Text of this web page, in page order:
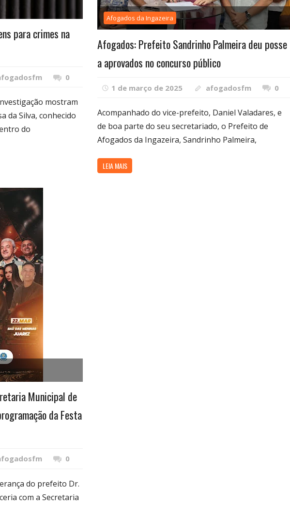
para crimes na
0
mostram
da Silva, conhecido
do
Afogados da Ingazeira
Afogados: Prefeito Sandrinho Palmeira deu posse
a aprovados no concurso público
1 de março de 2025 afogadosfm 0
Acompanhado do vice-prefeito, Daniel Valadares, e
de boa parte do seu secretariado, o Prefeito de
Afogados da Ingazeira, Sandrinho Palmeira,
LEIA MAIS
Municipal de
da Festa
0
do prefeito Dr.
com a Secretaria